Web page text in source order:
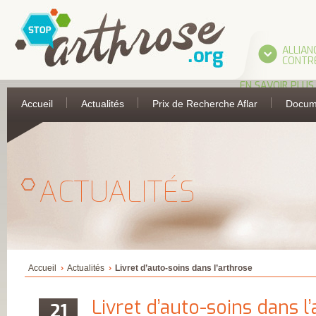
EN SAVOIR PLUS
L’ALLIANCE
UNE INITIATIVE
DES MÉDECINS
COMITÉ
D’ÉDUCATION
SOCIALE DE LA
PHARMACIE
Accueil Actualités Prix de Recherche Aflar
ACTUALITÉS
Accueil Actualités Livret d’auto-soins dans l’arthrose
21 Livret d’auto-soins dans